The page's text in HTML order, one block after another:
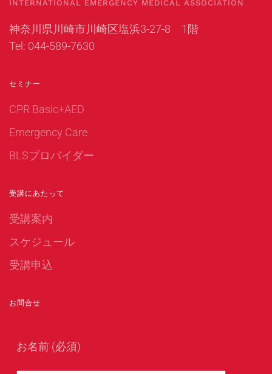
INTERNATIONAL EMERGENCY MEDICAL ASSOCIATION
神奈川県川崎市川崎区塩浜3-27-8 1階
Tel: 044-589-7630
セミナー
CPR Basic+AED
Emergency Care
BLSプロバイダー
受講にあたって
受講案内
スケジュール
受講申込
お問合せ
お名前 (必須)